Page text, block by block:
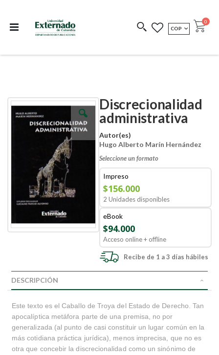
COEDICIONES REDIMIR CÓDIGO
MONEDA
COP Cart
0
Discrecionalidad
administrativa
Autor(es)
Hugo Alberto Marín Hernández
Seleccione un formato
Impreso
$156.000
2 Unidades disponibles
eBook
$94.000
Acceso online + offline
Recibe de 1 a 3 días hábiles
Skip
the
Skip
the
beginning
DESCRIPCIÓN
Este texto es el Caballo de Troya del Estado de Derecho. Tan
apocalíptica metáfora parte de una premisa, no por
generalizada (al punto de casi constituir un lugar común en la
más cotidiana práctica jurídica), menos imprecisa, que no es
otra que concebir la discrecionalidad como un sinónimo de